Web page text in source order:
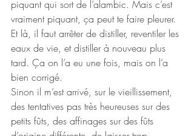
piquant qui sort de l’alambic. Mais c’est
vraiment piquant, ça peut te faire pleurer.
Et là, il faut arrêter de distiller, reventiler les
eaux de vie, et distiller à nouveau plus
tard. Ça on l’a eu une fois, mais on l’a
bien corrigé.
Sinon il m’est arrivé, sur le vieillissement,
des tentatives pas très heureuses sur des
petits fûts, des affinages sur des fûts